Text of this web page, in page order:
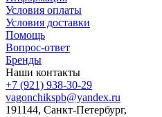
Условия оплаты
Условия доставки
Помощь
Вопрос-ответ
Бренды
Наши контакты
+7 (921) 938-30-29
vagonchikspb@yandex.ru
191144, Санкт-Петербург,